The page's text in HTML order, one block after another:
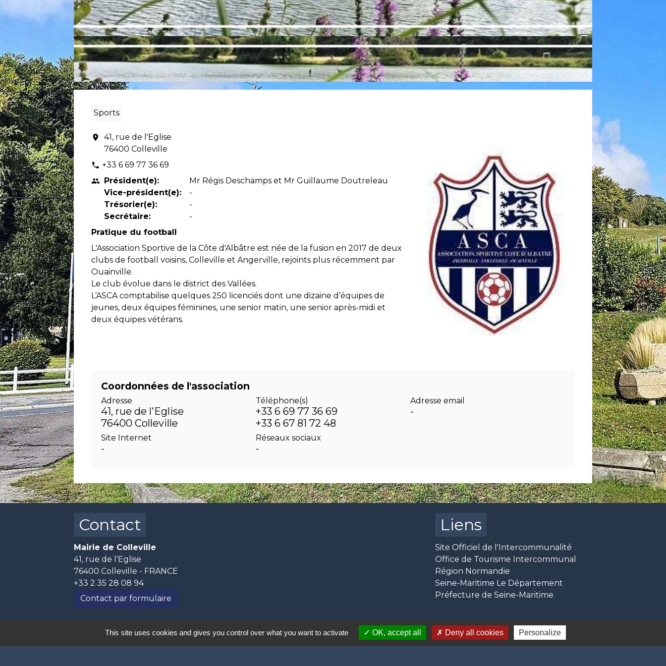
Sports
location_on
41, rue de l'Eglise
76400 Colleville
phone +33 6 69 77 36 69
people Président(e):
Vice-président(e):
Trésorier(e):
Secrétaire:
Mr Régis Deschamps et Mr Guillaume Doutreleau
-
-
-
Pratique du football
L'Association Sportive de la Côte d'Albâtre est née de la fusion en 2017 de deux
clubs de football voisins, Colleville et Angerville, rejoints plus récemment par
Ouainville.
Le club évolue dans le district des Vallées.
L’ASCA comptabilise quelques 250 licenciés dont une dizaine d’équipes de
jeunes, deux équipes féminines, une senior matin, une senior après-midi et
deux équipes vétérans.
Coordonnées de l'association
Adresse
41, rue de l'Eglise
76400 Colleville
Téléphone(s)
+33 6 69 77 36 69
+33 6 67 81 72 48
Adresse email
-
Site Internet
-
Réseaux sociaux
-
Contact
Mairie de Colleville
41, rue de l'Eglise
76400 Colleville - FRANCE
+33 2 35 28 08 94
Contact par formulaire
- Lundi, mercredi et jeudi de 10h30 à 12h00,
Liens
Site Officiel de l'Intercommunalité
Office de Tourisme Intercommunal
Région Normandie
Seine-Maritime Le Département
Préfecture de Seine-Maritime
This site uses cookies and gives you control over what you want to activate OK, accept all Deny all cookies Personalize